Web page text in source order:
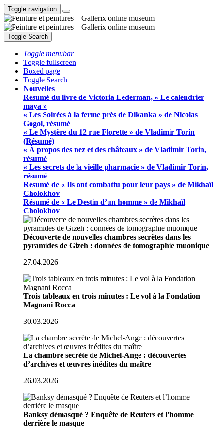
Toggle navigation
Toggle Search
Toggle menubar
Toggle fullscreen
Boxed page
Toggle Search
Nouvelles
Résumé du livre de Victoria Lederman, « Le calendrier
maya »
« Les Soirées à la ferme près de Dikanka » de Nicolas
Gogol, résumé
« Le Mystère du 12 rue Florette » de Vladimir Torin
(Résumé)
« À propos des nez et des châteaux » de Vladimir Torin,
résumé
« Les secrets de la vieille pharmacie » de Vladimir Torin,
résumé
Résumé de « Ils ont combattu pour leur pays » de Mikhaïl
Cholokhov
Résumé de « Le Destin d’un homme » de Mikhaïl
Cholokhov
Découverte de nouvelles chambres secrètes dans les
pyramides de Gizeh : données de tomographie muonique
27.04.2026
Trois tableaux en trois minutes : Le vol à la Fondation
Magnani Rocca
30.03.2026
La chambre secrète de Michel-Ange : découvertes
d’archives et œuvres inédites du maître
26.03.2026
Banksy démasqué ? Enquête de Reuters et l’homme
derrière le masque